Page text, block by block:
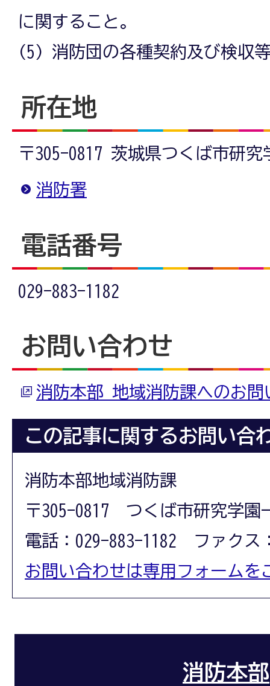
に関すること。
(5) 消防団の各種契約及び検収
所在地
〒305-0817 茨城県つくば市研
消防署
電話番号
029-883-1182
お問い合わせ
消防本部 地域消防課へのお問
この記事に関するお問い合
消防本部地域消防課
〒305-0817 つくば市研究学園
電話：029-883-1182 ファクス
お問い合わせは専用フォームを
消防本部